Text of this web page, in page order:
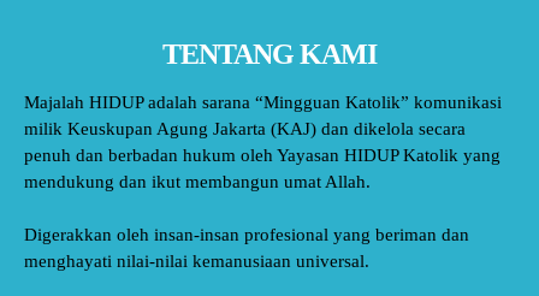
TENTANG KAMI
Majalah HIDUP adalah sarana “Mingguan Katolik” komunikasi
milik Keuskupan Agung Jakarta (KAJ) dan dikelola secara
penuh dan berbadan hukum oleh Yayasan HIDUP Katolik yang
mendukung dan ikut membangun umat Allah.
Digerakkan oleh insan-insan profesional yang beriman dan
menghayati nilai-nilai kemanusiaan universal.